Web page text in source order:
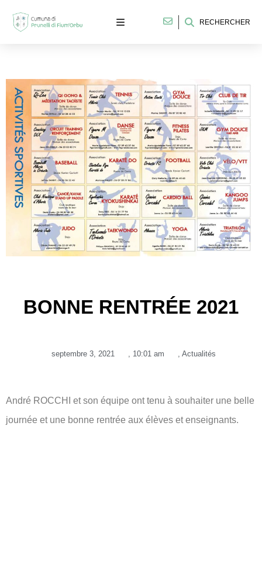
RECHERCHER
BONNE RENTRÉE 2021
septembre 3, 2021 10:01 am Actualités
André ROCCHI et son équipe ont tenu à souhaiter une belle
journée et une bonne rentrée aux élèves et enseignants.